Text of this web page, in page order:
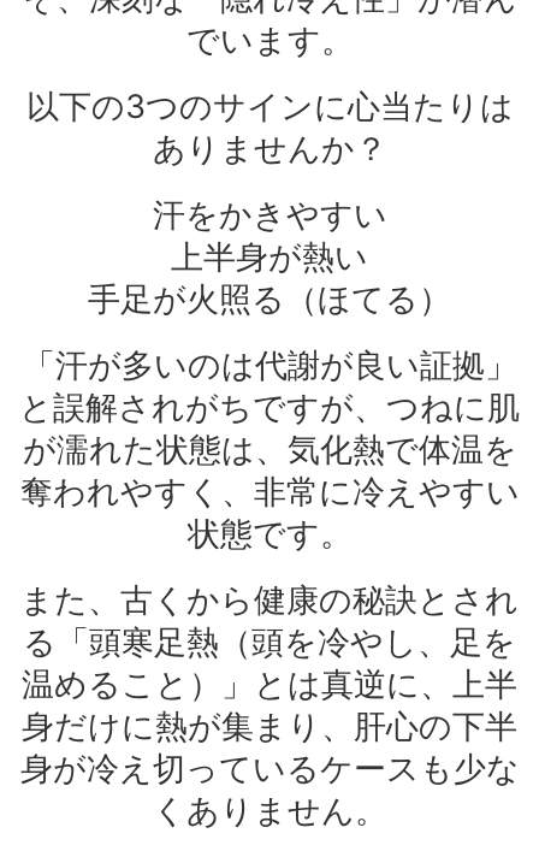
でいます。
以下の3つのサインに心当たりは
ありませんか？
汗をかきやすい
上半身が熱い
手足が火照る（ほてる）
「汗が多いのは代謝が良い証拠」
と誤解されがちですが、つねに肌
が濡れた状態は、気化熱で体温を
奪われやすく、非常に冷えやすい
状態です。
また、古くから健康の秘訣とされ
る「頭寒足熱（頭を冷やし、足を
温めること）」とは真逆に、上半
身だけに熱が集まり、肝心の下半
身が冷え切っているケースも少な
くありません。